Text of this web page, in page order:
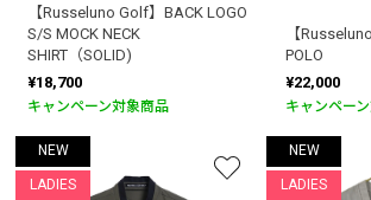
【Russeluno Golf】BACK LOGO
S/S MOCK NECK
SHIRT（SOLID)
¥18,700
キャンペーン対象商品
【
POLO
¥22,000
キャンペー
NEW
LADIES
NEW
LADIES